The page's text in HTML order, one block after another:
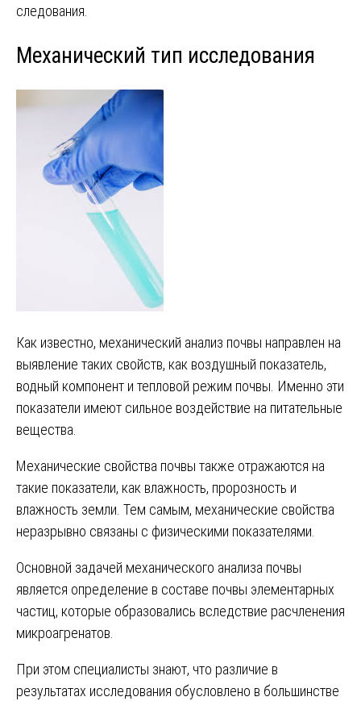
следования.
Механический тип исследования
Как известно, механический анализ почвы направлен на
выявление таких свойств, как воздушный показатель,
водный компонент и тепловой режим почвы. Именно эти
показатели имеют сильное воздействие на питательные
вещества.
Механические свойства почвы также отражаются на
такие показатели, как влажность, пророзность и
влажность земли. Тем самым, механические свойства
неразрывно связаны с физическими показателями.
Основной задачей механического анализа почвы
является определение в составе почвы элементарных
частиц, которые образовались вследствие расчленения
микроагренатов.
При этом специалисты знают, что различие в
результатах исследования обусловлено в большинстве